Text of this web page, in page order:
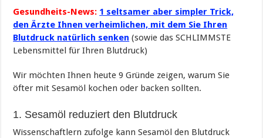
Gesundheits-News: 1 seltsamer aber simpler Trick,
den Ärzte Ihnen verheimlichen, mit dem Sie Ihren
Blutdruck natürlich senken (sowie das SCHLIMMSTE
Lebensmittel für Ihren Blutdruck)
Wir möchten Ihnen heute 9 Gründe zeigen, warum Sie
öfter mit Sesamöl kochen oder backen sollten.
1. Sesamöl reduziert den Blutdruck
Wissenschaftlern zufolge kann Sesamöl den Blutdruck